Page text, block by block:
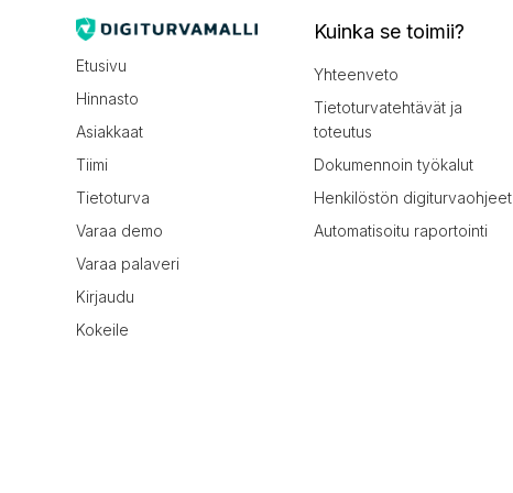
Etusivu
Hinnasto
Asiakkaat
Tiimi
Tietoturva
Varaa demo
Varaa palaveri
Kirjaudu
Kokeile
Kuinka se toimii?
Yhteenveto
Tietoturvatehtävät ja
toteutus
Dokumennoin työkalut
Henkilöstön digiturvaohjeet
Automatisoitu raportointi